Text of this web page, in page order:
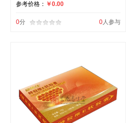
参考价格： ￥0.00
0人参与
0分